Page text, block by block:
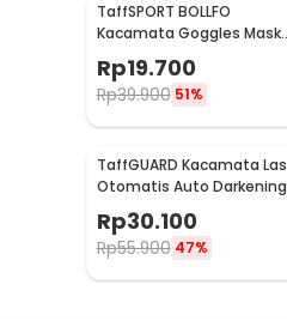
TaffSPORT BOLLFO
Kacamata Goggles Mask
MT-04
Rp19.700
Rp39.900 51%
TaffGUARD Kacamata Las
Otomatis Auto Darkening
Soldering Goggles - 5100B
Rp30.100
Rp55.900 47%